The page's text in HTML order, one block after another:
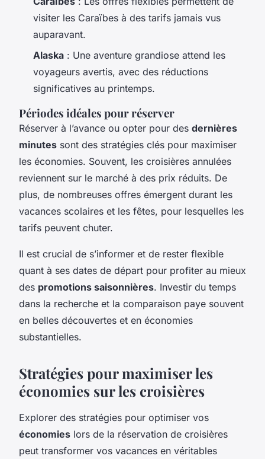
visiter les Caraïbes à des tarifs jamais vus
auparavant.
Alaska : Une aventure grandiose attend les
voyageurs avertis, avec des réductions
significatives au printemps.
Périodes idéales pour réserver
Réserver à l’avance ou opter pour des dernières
minutes sont des stratégies clés pour maximiser
les économies. Souvent, les croisières annulées
reviennent sur le marché à des prix réduits. De
plus, de nombreuses offres émergent durant les
vacances scolaires et les fêtes, pour lesquelles les
tarifs peuvent chuter.
Il est crucial de s’informer et de rester flexible
quant à ses dates de départ pour profiter au mieux
des promotions saisonnières. Investir du temps
dans la recherche et la comparaison paye souvent
en belles découvertes et en économies
substantielles.
Stratégies pour maximiser les
économies sur les croisières
Explorer des stratégies pour optimiser vos
économies lors de la réservation de croisières
peut transformer vos vacances en véritables